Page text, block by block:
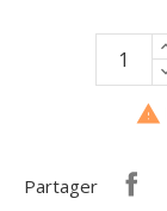

Partager